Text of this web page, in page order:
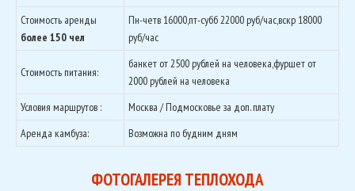
Стоимость аренды
более 150 чел
Пн-четв 16000,пт-субб 22000 руб/час,вскр 18000
руб/час
Стоимость питания:
банкет от 2500 рублей на человека,фуршет от
2000 рублей на человека
Условия маршрутов :
Москва / Подмосковье за доп. плату
Аренда камбуза:
Возможна по будним дням
ФОТОГАЛЕРЕЯ ТЕПЛОХОДА